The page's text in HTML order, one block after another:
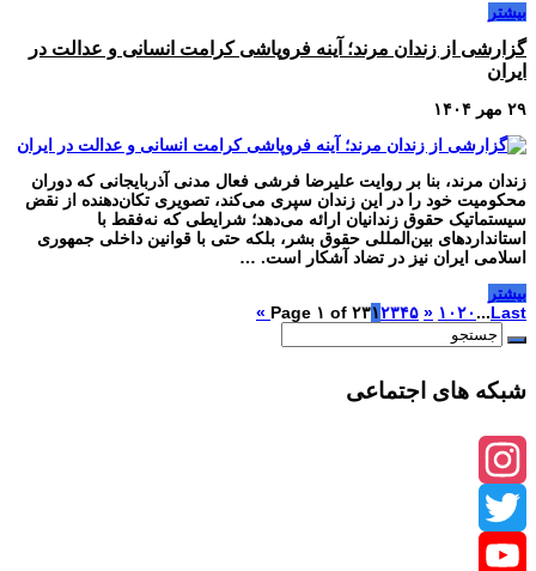
بیشتر
گزارشی از زندان مرند؛ آینه فروپاشی کرامت انسانی و عدالت در
ایران
۲۹ مهر ۱۴۰۴
زندان مرند، بنا بر روایت علیرضا فرشی فعال مدنی آذربایجانی که دوران
محکومیت خود را در این زندان سپری می‌کند، تصویری تکان‌دهنده از نقض
سیستماتیک حقوق زندانیان ارائه می‌دهد؛ شرایطی که نه‌فقط با
استانداردهای بین‌المللی حقوق بشر، بلکه حتی با قوانین داخلی جمهوری
اسلامی ایران نیز در تضاد آشکار است. …
بیشتر
Page ۱ of ۲۳۱۲۳۴۵ » ۱۰۲۰ ...Last »
شبکه های اجتماعی
Instagram
Twitter